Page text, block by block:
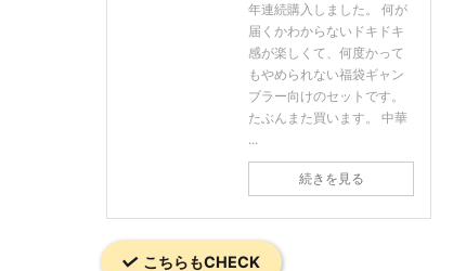
年連続購入しました。 何が
届くかわからないドキドキ
感が楽しくて、何度かって
もやめられない福袋ギャン
ブラー向けのセットです。
たぶんまた買います。 中華
...
続きを見る
こちらもCHECK